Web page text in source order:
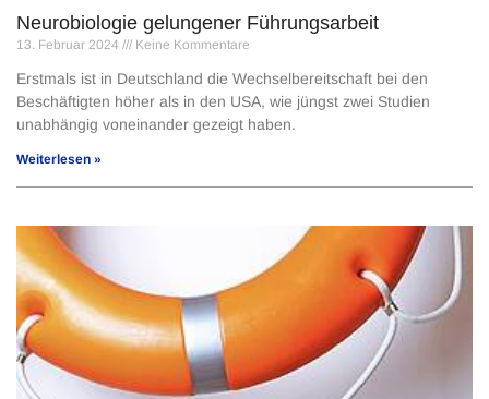
Neurobiologie gelungener Führungsarbeit
13. Februar 2024 Keine Kommentare
Erstmals ist in Deutschland die Wechselbereitschaft bei den
Beschäftigten höher als in den USA, wie jüngst zwei Studien
unabhängig voneinander gezeigt haben.
Weiterlesen »